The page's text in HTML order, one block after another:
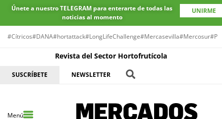
Únete a nuestro TELEGRAM para enterarte de todas las
noticias al momento
UNIRME
#Cítricos#DANA#hortattack#LongLifeChallenge#Mercasevilla#Mercosur
Revista del Sector Hortofrutícola
SUSCRÍBETE NEWSLETTER
Menú